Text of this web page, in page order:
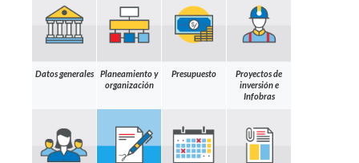
Datos generales
Planeamiento y
organización
Presupuesto
Proyectos de
inversión e
Infobras